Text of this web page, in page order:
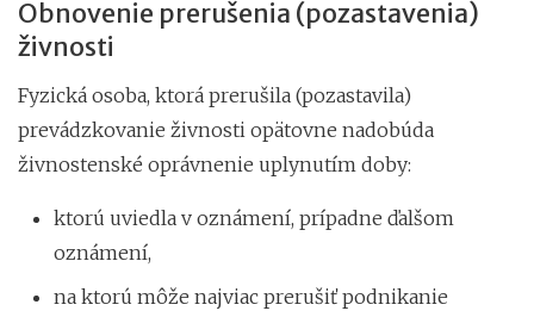
Obnovenie prerušenia (pozastavenia)
živnosti
Fyzická osoba, ktorá prerušila (pozastavila)
prevádzkovanie živnosti opätovne nadobúda
živnostenské oprávnenie uplynutím doby:
ktorú uviedla v oznámení, prípadne ďalšom
oznámení,
na ktorú môže najviac prerušiť podnikanie